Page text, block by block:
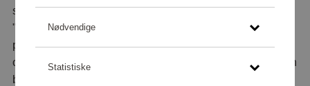
serviceydelser (i det følgende samlet kaldet
"LOYALITETSPRÆMIER") med deres Scandic Friends-
point eller med en kombination af Scandic Friends-point
og kontanter. For hver ordre, der afgives på Sitet, skal man
bruge mindst ét Scandic Friends-point. Man kan også
Nødvendige
Statistiske